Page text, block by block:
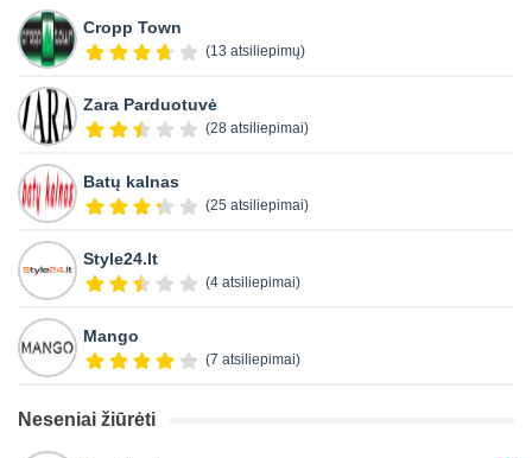
Cropp Town
(13 atsiliepimų)
Zara Parduotuvė
(28 atsiliepimai)
Batų kalnas
(25 atsiliepimai)
Style24.lt
(4 atsiliepimai)
Mango
(7 atsiliepimai)
Neseniai žiūrėti